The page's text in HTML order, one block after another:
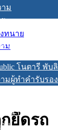
ม
วาม
โนตารี พับ
มผู้ทำคำรับรอ
ทนาย
ม
ทนาย
ม
ยึดรถ